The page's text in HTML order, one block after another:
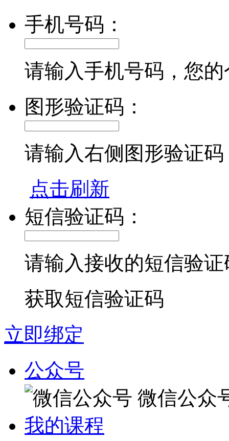
手机号码：
请输入手机号码，您
图形验证码：
请输入右侧图形验证码
点击刷新
短信验证码：
请输入接收的短信验证
获取短信验证码
立即绑定
公众号
微信公众
我的课程